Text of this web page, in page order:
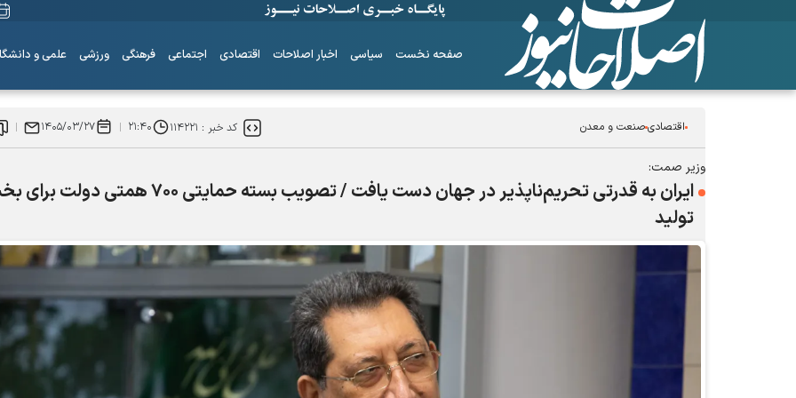
صفحه نخست سیاسی اخبار اصلاحات اقتصادی اجتماعی فرهنگی ورزشی علمی و
اقتصادیصنعت و معدن کد خبر : ۱۱۴۲۲۱ ۲۱:۴۰ ۱۴۰۵/۰۳/۲۷
وزیر صمت:
ایران به قدرتی تحریم‌ناپذیر در جهان دست یافت / تصویب بسته حمایتی ۷۰۰ همتی
تولید
ساز‌های همیشه ناکوک!